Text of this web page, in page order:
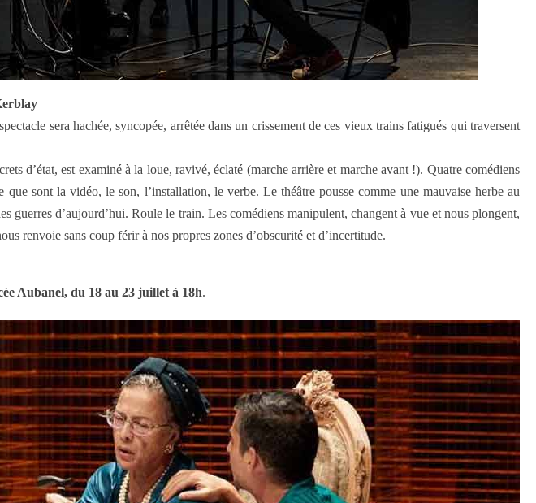
sera hachée, syncopée, arrêtée dans un crissement de ces vieux trains fatigués qui traversent
d’état, est examiné à la loue, ravivé, éclaté (marche arrière et marche avant !). Quatre comédiens
sont la vidéo, le son, l’installation, le verbe. Le théâtre pousse comme une mauvaise herbe au
guerres d’aujourd’hui. Roule le train. Les comédiens manipulent, changent à vue et nous plongent,
renvoie sans coup férir à nos propres zones d’obscurité et d’incertitude.
Aubanel, du 18 au 23 juillet à 18h.